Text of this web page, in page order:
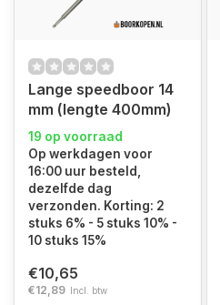
Lange speedboor 14
mm (lengte 400mm)
19 op voorraad
Op werkdagen voor
16:00 uur besteld,
dezelfde dag
verzonden. Korting: 2
stuks 6% - 5 stuks 10% -
10 stuks 15%
€10,65
€12,89 Incl. btw